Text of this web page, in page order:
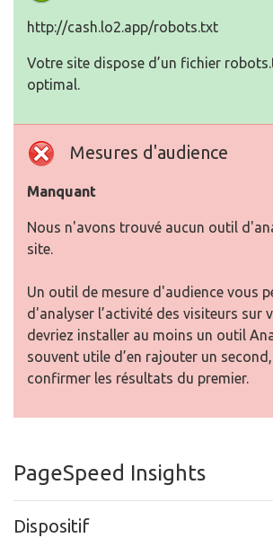
http://cash.lo2.app/robots.txt
Votre site dispose d’un fichier
optimal.
Mesures d'audience
Manquant
Nous n'avons trouvé aucun outil
site.
Un outil de mesure d'audience vous
d'analyser l’activité des visiteurs sur
devriez installer au moins un outil
souvent utile d’en rajouter un
confirmer les résultats du premier.
PageSpeed Insights
Dispositif